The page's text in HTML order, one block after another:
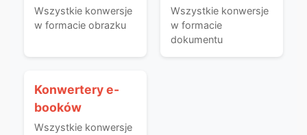
Wszystkie konwersje
w formacie obrazku
Wszystkie konwersje
w formacie
dokumentu
Konwertery e-
booków
Wszystkie konwersje